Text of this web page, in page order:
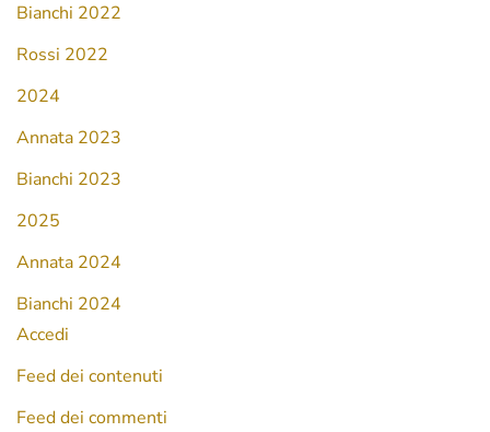
Bianchi 2022
Rossi 2022
2024
Annata 2023
Bianchi 2023
2025
Annata 2024
Bianchi 2024
Accedi
Feed dei contenuti
Feed dei commenti